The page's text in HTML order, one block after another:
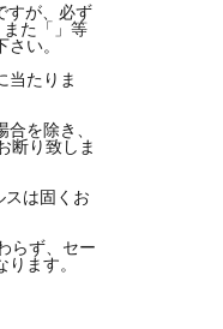
すが、必ず
た「」等
い。
当たりま
を除き、
断り致しま
スは固くお
らず、セー
ます。